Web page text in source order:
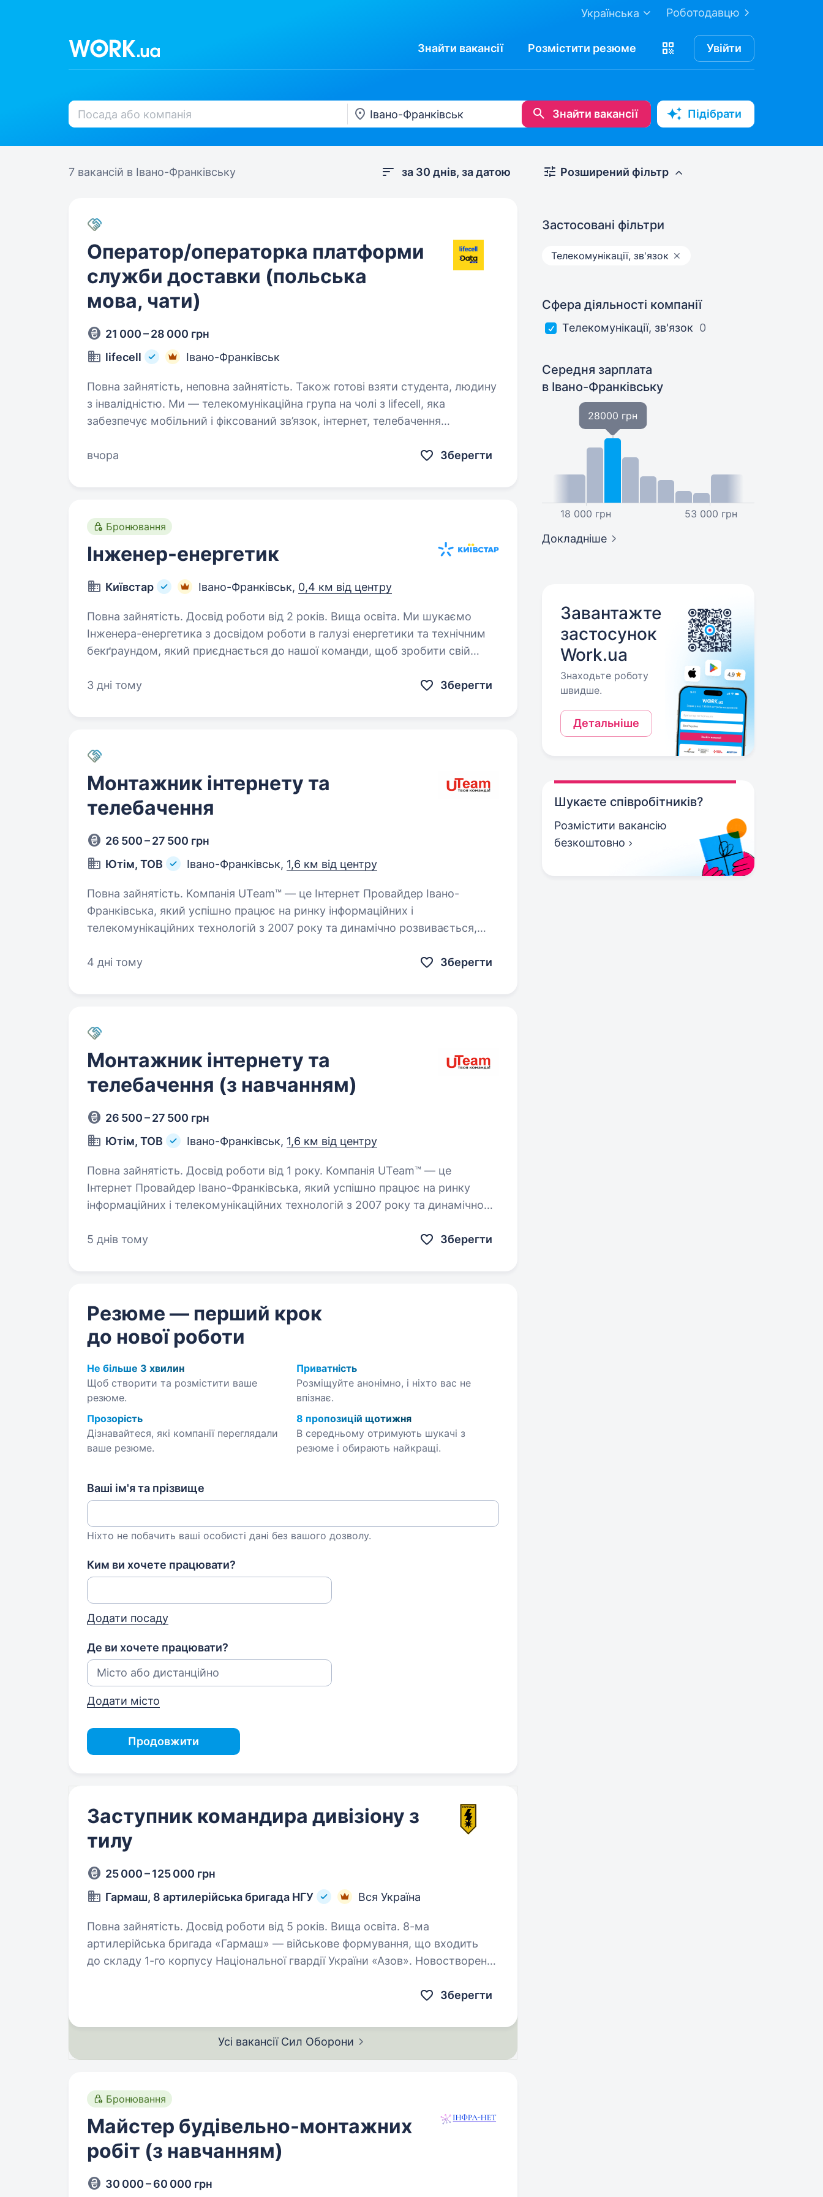
Роботодавцю
Українська
Знайти вакансії Розмістити резюме Увійти
Знайти вакансії Підібрати
7 вакансій в Івано-Франківську за 30 днів, за датою
Оператор/операторка платформи
служби доставки (польська
мова, чати)
21 000 – 28 000 грн
lifecell
Івано-Франківськ
Повна зайнятість, неповна зайнятість. Також готові взяти студента, людину
з інвалідністю. Ми — телекомунікаційна група на чолі з lifecell, яка
забезпечує мобільний і фіксований зв’язок, інтернет, телебачення
країну на зв’язку,…
вчора Зберегти
Бронювання
Інженер-енергетик
Київстар Івано-Франківськ, 0,4 км від центру
Повна зайнятість. Досвід роботи від 2 років. Вища освіта. Ми шукаємо
Інженера-енергетика з досвідом роботи в галузі енергетики та технічним
бекґраундом, який приєднається до нашої команди, щоб зробити свій
3 дні тому
Зберегти
Монтажник інтернету та
телебачення
26 500 – 27 500 грн
Ютім, ТОВ
Івано-Франківськ, 1,6 км від центру
Повна зайнятість. Компанія UTeam™ — це Інтернет Провайдер Івано-
Франківська, який успішно працює на ринку інформаційних і
телекомунікаційних технологій з 2007 року та динамічно розвивається,
4 дні тому
Зберегти
Монтажник інтернету та
телебачення (з навчанням)
26 500 – 27 500 грн
Ютім, ТОВ
Івано-Франківськ, 1,6 км від центру
Повна зайнятість. Досвід роботи від 1 року. Компанія UTeam™ — це
Інтернет Провайдер Івано-Франківська, який успішно працює на ринку
інформаційних і телекомунікаційних технологій з 2007 року та динамічно
5 днів тому
Зберегти
Резюме — перший крок
до нової роботи
Не більше 3 хвилин
Щоб створити та розмістити ваше
резюме.
Приватність
Розміщуйте анонімно, і ніхто вас не
впізнає.
Прозорість
Дізнавайтеся, які компанії переглядали
ваше резюме.
8 пропозицій щотижня
В середньому отримують шукачі з
резюме і обирають найкращі.
Ваші ім'я та прізвище
Ніхто не побачить ваші особисті дані без вашого дозволу.
Ким ви хочете працювати?
Додати посаду
Де ви хочете працювати?
Додати місто
Продовжити
Заступник командира дивізіону з
тилу
25 000 – 125 000 грн
Гармаш, 8 артилерійська бригада НГУ
Вся Україна
Повна зайнятість. Досвід роботи від 5 років. Вища освіта. 8-ма
артилерійська бригада «Гармаш» — військове формування, що входить
до складу 1-го корпусу Національної гвардії України «Азов». Новостворена
Зберегти
Усі вакансії Сил Оборони
Бронювання
Майстер будівельно-монтажних
робіт (з навчанням)
30 000 – 60 000 грн
Розширений фільтр
Застосовані фільтри
Телекомунікації, зв'язок
Сфера діяльності компанії
Телекомунікації, зв'язок 0
Середня зарплата
в Івано-Франківську
18 000 грн
28000 грн
53 000 грн
Докладніше
Завантажте
застосунок
Work.ua
Знаходьте роботу
швидше.
Детальніше
Шукаєте співробітників?
Розмістити вакансію
безкоштовно